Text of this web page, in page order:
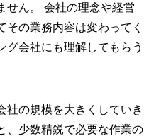
せん。 会社の理念や経営
の業務内容は変わってく
グ会社にも理解してもらう
社の規模を大きくしていき
、少数精鋭で必要な作業の